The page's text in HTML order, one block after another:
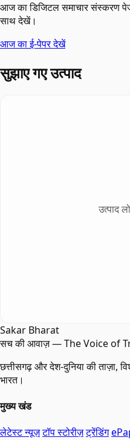
आज का डिजिटल समाचार संस्करण
साथ देखें।
आज का ई-पेपर देखें
सुझाए गए उत्पाद
उत्पाद
Sakar Bharat
सच की आवाज़ — The Voice of
छत्तीसगढ़ और देश-दुनिया की ताज़ा,
भारत।
मुख्य खंड
लेटेस्ट न्यूज़टॉप स्टोरीज़ट्रेंडिंग